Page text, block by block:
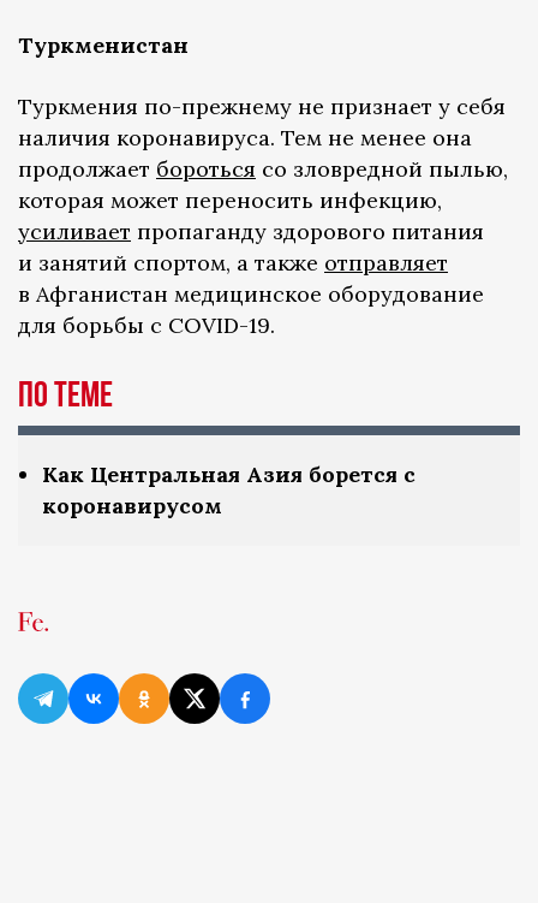
Туркменистан
Туркмения по-прежнему не признает у себя
наличия коронавируса. Тем не менее она
продолжает бороться со зловредной пылью,
которая может переносить инфекцию,
усиливает пропаганду здорового питания
и занятий спортом, а также отправляет
в Афганистан медицинское оборудование
для борьбы с COVID-19.
По теме
Как Центральная Азия борется с
коронавирусом